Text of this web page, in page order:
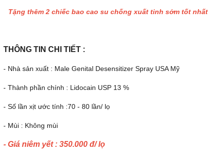
Tặng thêm 2 chiếc bao cao su chống xuất tinh sớm tốt nhất
THÔNG TIN CHI TIẾT :
- Nhà sản xuất : Male Genital Desensitizer Spray USA Mỹ
- Thành phần chính : Lidocain USP 13 %
- Số lần xịt ước tính :70 - 80 lần/ lọ
- Mùi : Không mùi
- Giá niêm yết : 350.000 đ/ lọ